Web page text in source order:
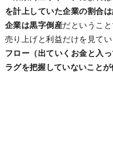
を計上していた企業の割合
企業は黒字倒産だというこ
売り上げと利益だけを見てい
フロー（出ていくお金と入
ラグを把握していないこと